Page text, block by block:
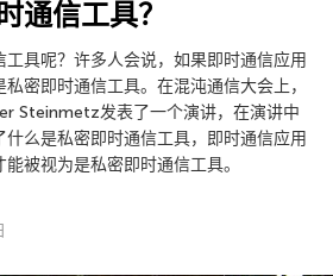
通信工具？
具呢？许多人会说，如果即时通信应用
密即时通信工具。在混沌通信大会上，
Steinmetz发表了一个演讲，在演讲中
么是私密即时通信工具，即时通信应用
被视为是私密即时通信工具。